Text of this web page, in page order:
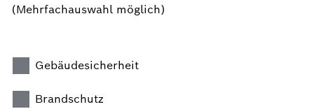
(Mehrfachauswahl möglich)
Gebäudesicherheit
Brandschutz